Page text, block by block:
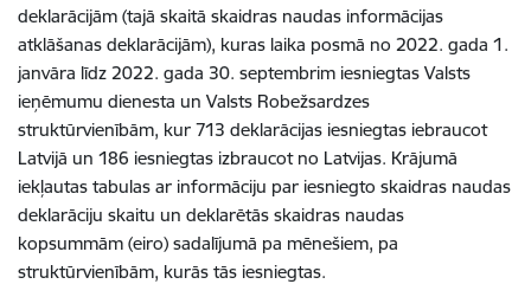
deklarācijām (tajā skaitā skaidras naudas informācijas
atklāšanas deklarācijām), kuras laika posmā no 2022. gada 1.
janvāra līdz 2022. gada 30. septembrim iesniegtas Valsts
ieņēmumu dienesta un Valsts Robežsardzes
struktūrvienībām, kur 713 deklarācijas iesniegtas iebraucot
Latvijā un 186 iesniegtas izbraucot no Latvijas. Krājumā
iekļautas tabulas ar informāciju par iesniegto skaidras naudas
deklarāciju skaitu un deklarētās skaidras naudas
kopsummām (eiro) sadalījumā pa mēnešiem, pa
struktūrvienībām, kurās tās iesniegtas.